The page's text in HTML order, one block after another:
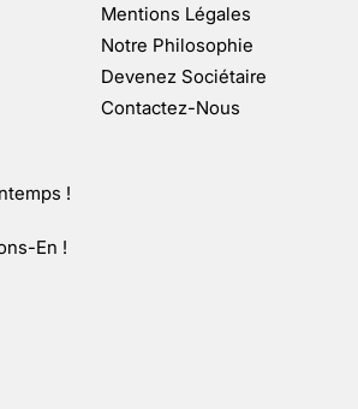
CHANGEMENT DE SEXE :
DES DEMANDES
TOUJOURS PLUS
NOMBREUSES
!
En !
Mentions Légales
Notre Philosophie
Devenez Sociétaire
Contactez-Nous